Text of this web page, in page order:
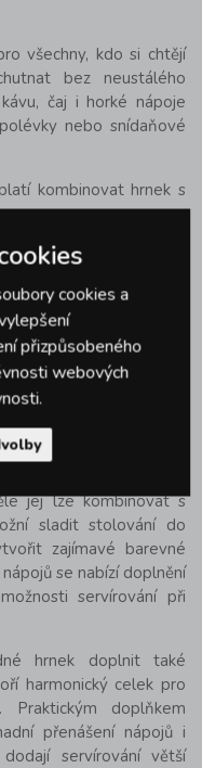
všechny, kdo si chtějí
bez neustálého
čaj i horké nápoje
nebo snídaňové
kombinovat hrnek s
hrnek předem
hrneček doplnit o
, které rozšíří možnosti
Skvěle se hodí i
a čaj
pro každodenní pití
jej lze kombinovat s
sladit stolování do
zajímavé barevné
se nabízí doplnění
servírování při
hrnek doplnit také
harmonický celek pro
Praktickým doplňkem
přenášení nápojů i
servírování větší
cookies a
přizpůsobeného
webových